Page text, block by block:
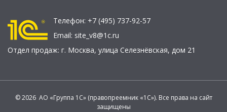
Телефон: +7 (495) 737-92-57
Email: site_v8@1c.ru
Отдел продаж: г. Москва, улица Селезнёвская, дом 21
© 2026 АО «Группа 1С» (правопреемник «1С»). Все права на сайт
защищены